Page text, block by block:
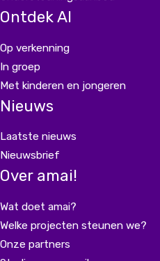
Ontdek AI
Op verkenning
In groep
Met kinderen en jongeren
Nieuws
Laatste nieuws
Nieuwsbrief
Over amai!
Wat doet amai?
Welke projecten steunen we?
Onze partners